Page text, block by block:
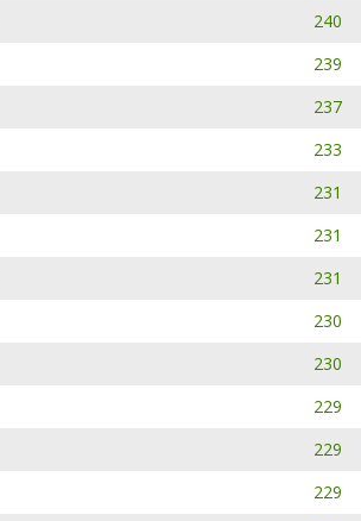
240
239
237
233
231
231
231
230
230
229
229
229